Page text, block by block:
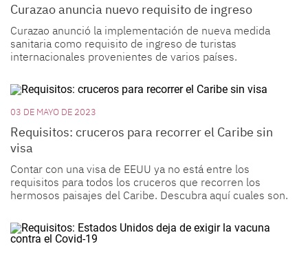
Curazao anuncia nuevo requisito de ingreso
Curazao anunció la implementación de nueva medida
sanitaria como requisito de ingreso de turistas
internacionales provenientes de varios países.
03 DE MAYO DE 2023
Requisitos: cruceros para recorrer el Caribe sin
visa
Contar con una visa de EEUU ya no está entre los
requisitos para todos los cruceros que recorren los
hermosos paisajes del Caribe. Descubra aquí cuales son.